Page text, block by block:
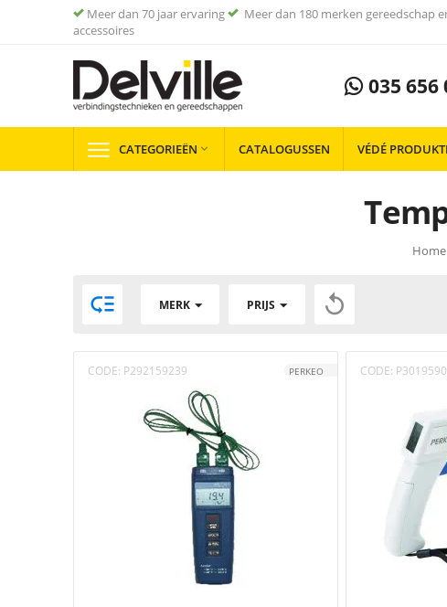
Meer dan 70 jaar ervaring
Meer dan 180 merken gereedschap
accessoires
035 656
CATEGORIEËN  CATALOGUSSEN VÉDÉ
Home
 MERK PRIJS 
CODE: P292159239 PERKEO CODE: